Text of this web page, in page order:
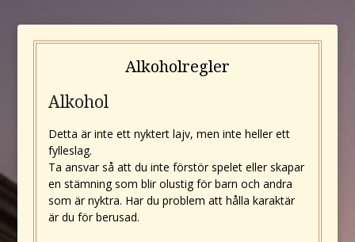
Alkoholregler
Alkohol
Detta är inte ett nyktert lajv, men inte heller ett
fylleslag.
Ta ansvar så att du inte förstör spelet eller skapar
en stämning som blir olustig för barn och andra
som är nyktra. Har du problem att hålla karaktär
är du för berusad.